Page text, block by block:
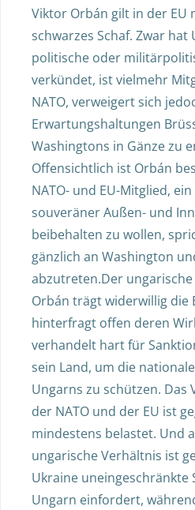
Viktor Orbán gilt in der EU
schwarzes Schaf. Zwar hat
politische oder
verkündet, ist vielmehr
NATO, verweigert sich
Erwartungshaltungen
Washingtons in Gänze zu
Offensichtlich ist Orbán
NATO- und EU-Mitglied,
souveräner Außen- und
beibehalten zu wollen,
gänzlich an Washington
abzutreten.Der
Orbán trägt widerwillig die
hinterfragt offen deren
verhandelt hart für
sein Land, um die
Ungarns zu schützen. Das
der NATO und der EU ist
mindestens belastet. Und
ungarische Verhältnis ist
Ukraine uneingeschränkte
Ungarn einfordert,